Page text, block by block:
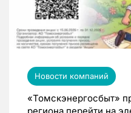
Новости компаний
«Томскэнергосбыт»